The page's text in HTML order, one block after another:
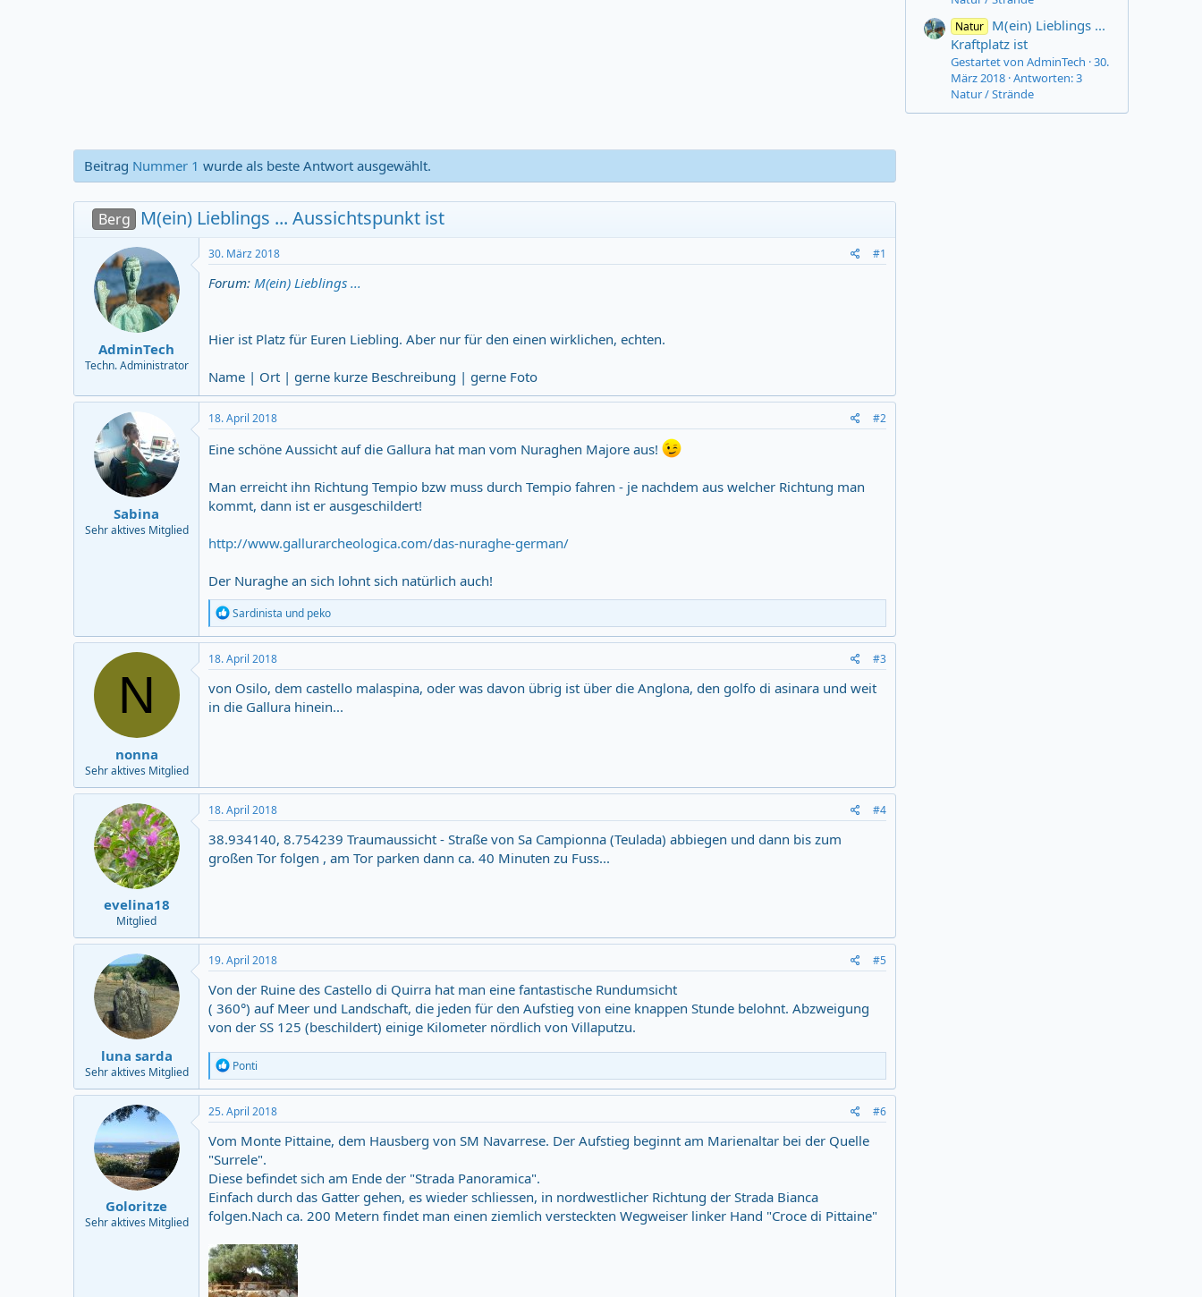
Beitrag Nummer 1 wurde als beste Antwort ausgewählt.
Berg M(ein) Lieblings ... Aussichtspunkt ist
AdminTech
Techn. Administrator
30. März 2018 #1
Forum: M(ein) Lieblings ...
Hier ist Platz für Euren Liebling. Aber nur für den einen wirklichen, echten.
Name | Ort | gerne kurze Beschreibung | gerne Foto
Sabina
Sehr aktives Mitglied
18. April 2018 #2
Eine schöne Aussicht auf die Gallura hat man vom Nuraghen Majore aus!
Man erreicht ihn Richtung Tempio bzw muss durch Tempio fahren - je nachdem aus welcher Richtung man
kommt, dann ist er ausgeschildert!
http://www.gallurarcheologica.com/das-nuraghe-german/
Der Nuraghe an sich lohnt sich natürlich auch!
R
e
a
c
t
o
n
Sardinista und peko
N
nonna
Sehr aktives Mitglied
18. April 2018 #3
von Osilo, dem castello malaspina, oder was davon übrig ist über die Anglona, den golfo di asinara und weit
in die Gallura hinein...
evelina18
Mitglied
18. April 2018 #4
38.934140, 8.754239 Traumaussicht - Straße von Sa Campionna (Teulada) abbiegen und dann bis zum
großen Tor folgen , am Tor parken dann ca. 40 Minuten zu Fuss...
luna sarda
Sehr aktives Mitglied
19. April 2018 #5
Von der Ruine des Castello di Quirra hat man eine fantastische Rundumsicht
( 360°) auf Meer und Landschaft, die jeden für den Aufstieg von eine knappen Stunde belohnt. Abzweigung
von der SS 125 (beschildert) einige Kilometer nördlich von Villaputzu.
R
e
a
c
t
i
o
n
s
:
Ponti
Goloritze
Sehr aktives Mitglied
25. April 2018 #6
Vom Monte Pittaine, dem Hausberg von SM Navarrese. Der Aufstieg beginnt am Marienaltar bei der Quelle
"Surrele".
Diese befindet sich am Ende der "Strada Panoramica".
Einfach durch das Gatter gehen, es wieder schliessen, in nordwestlicher Richtung der Strada Bianca
folgen.Nach ca. 200 Metern findet man einen ziemlich versteckten Wegweiser linker Hand "Croce di Pittaine"
Natur M(ein) Lieblings ...
Kraftplatz ist
Gestartet von AdminTech 30.
März 2018 Antworten: 3
Natur / Strände